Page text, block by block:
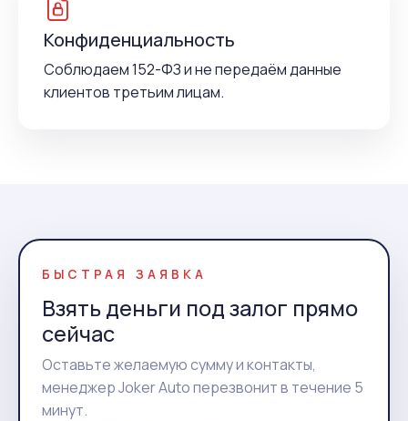
Конфиденциальность
Соблюдаем 152-ФЗ и не передаём данные
клиентов третьим лицам.
БЫСТРАЯ ЗАЯВКА
Взять деньги под залог прямо
сейчас
Оставьте желаемую сумму и контакты,
менеджер Joker Auto перезвонит в течение 5
минут.